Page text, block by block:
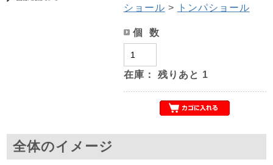
ショール > トンパショール
個 数
在庫： 残りあと 1
全体のイメージ